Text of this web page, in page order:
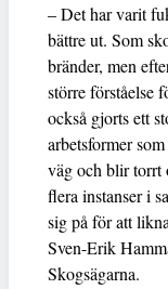
– Det har varit
bättre ut. Som
bränder, men
större förståelse
också gjorts ett
arbetsformer
väg och blir torrt
flera instanser i
sig på för att
Sven-Erik
Skogsägarna.